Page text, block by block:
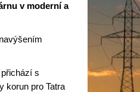
v moderní a
s
korun pro Tatra